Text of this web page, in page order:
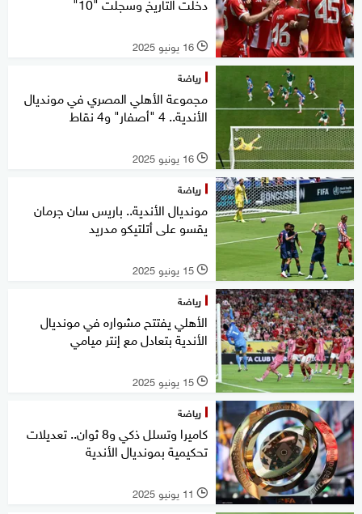
l 16 يونيو 2025
رياضة
مجموعة الأهلي المصري في مونديال
الأندية.. 4 "أصفار" و4 نقاط
l 16 يونيو 2025
رياضة
مونديال الأندية.. باريس سان جرمان
يقسو على أتلتيكو مدريد
l 15 يونيو 2025
رياضة
الأهلي يفتتح مشواره في مونديال
الأندية بتعادل مع إنتر ميامي
l 15 يونيو 2025
رياضة
كاميرا وتسلل ذكي و8 ثوان.. تعديلات
تحكيمية بمونديال الأندية
l 11 يونيو 2025